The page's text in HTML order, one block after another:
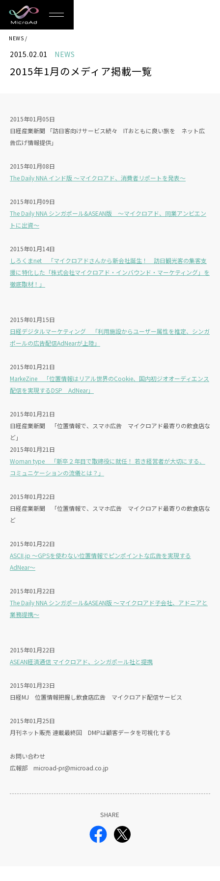
MicroAd
-
Redesigning
Life
NEWS
2015.02.01 NEWS
2015年1月のメディア掲載一覧
2015年01月05日
日経産業新聞 「訪日客向けサービス続々 ITおともに良い旅を ネット広
告広げ情報提供」
2015年01月08日
The Daily NNA インド版 ～マイクロアド、消費者リポートを発表～
2015年01月09日
The Daily NNA シンガポール&ASEAN版 ～マイクロアド、同業アンビエン
トに出資～
2015年01月14日
しろくまnet 「マイクロアドさんから新会社誕生！ 訪日観光客の集客支
援に特化した「株式会社マイクロアド・インバウンド・マーケティング」を
徹底取材！」
2015年01月15日
日経デジタルマーケティング 「利用施設からユーザー属性を推定、シンガ
ポールの広告配信AdNearが上陸」
2015年01月21日
MarkeZine 「位置情報はリアル世界のCookie、国内初ジオオーディエンス
配信を実現するDSP AdNear」
2015年01月21日
日経産業新聞 「位置情報で、スマホ広告 マイクロアド最寄りの飲食店な
ど」
2015年01月21日
Woman type 「新卒２年目で取締役に就任！ 若き経営者が大切にする、
コミュニケーションの流儀とは？」
2015年01月22日
日経産業新聞 「位置情報で、スマホ広告 マイクロアド最寄りの飲食店な
ど
2015年01月22日
ASCII.jp ～GPSを使わない位置情報でピンポイントな広告を実現する
AdNear～
2015年01月22日
The Daily NNA シンガポール&ASEAN版 ～マイクロアド子会社、アドニアと
業務提携～
2015年01月22日
ASEAN経済通信 マイクロアド、シンガポール社と提携
2015年01月23日
日経MJ 位置情報把握し飲食店広告 マイクロアド配信サービス
2015年01月25日
月刊ネット販売 連載最終回 DMPは顧客データを可視化する
お問い合わせ
広報部 microad-pr@microad.co.jp
SHARE